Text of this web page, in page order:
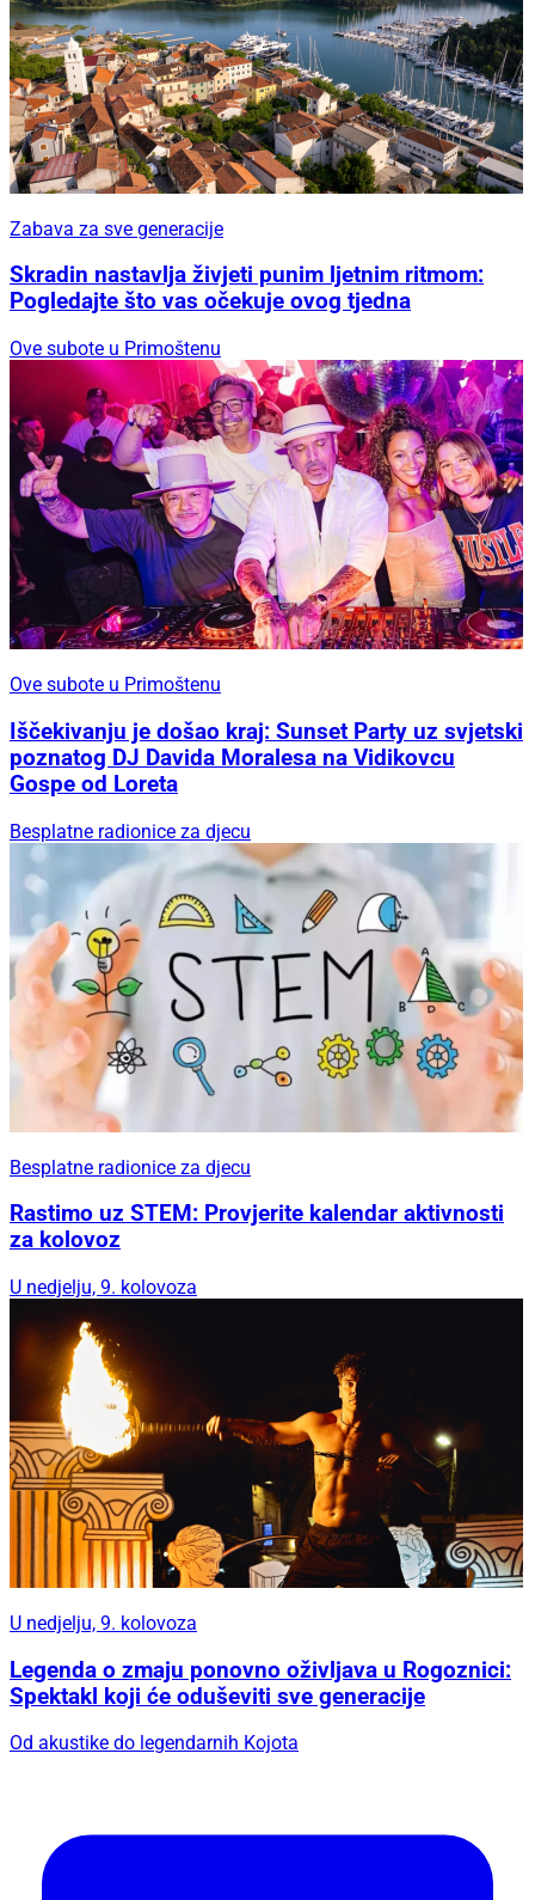
Zabava za sve generacije
Skradin nastavlja živjeti punim ljetnim ritmom:
Pogledajte što vas očekuje ovog tjedna
Ove subote u Primoštenu
Ove subote u Primoštenu
Iščekivanju je došao kraj: Sunset Party uz svjetski
poznatog DJ Davida Moralesa na Vidikovcu
Gospe od Loreta
Besplatne radionice za djecu
Besplatne radionice za djecu
Rastimo uz STEM: Provjerite kalendar aktivnosti
za kolovoz
U nedjelju, 9. kolovoza
U nedjelju, 9. kolovoza
Legenda o zmaju ponovno oživljava u Rogoznici:
Spektakl koji će oduševiti sve generacije
Od akustike do legendarnih Kojota